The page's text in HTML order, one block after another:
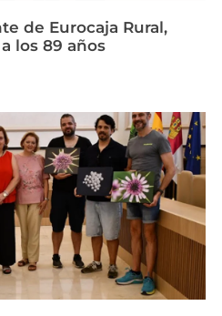
de Eurocaja Rural,
los 89 años